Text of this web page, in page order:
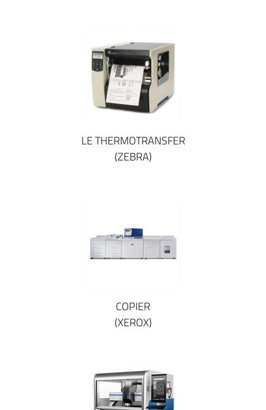
LE THERMOTRANSFER
(ZEBRA)
COPIER
(XEROX)